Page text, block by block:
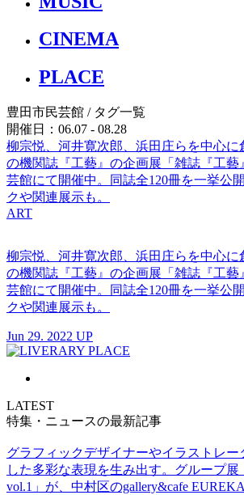
CINEMA
PLACE
豊田市民芸館 / タグ一覧
開催日：06.07 - 08.28
柳宗悦、河井寛次郎、浜田庄らを中心に
の機関誌『工藝』の企画展「雑誌『工藝
芸館にて開催中。同誌全120冊を一挙公
クや関連展示も。
ART
柳宗悦、河井寛次郎、浜田庄らを中心に
の機関誌『工藝』の企画展「雑誌『工藝
芸館にて開催中。同誌全120冊を一挙公
クや関連展示も。
Jun 29. 2022 UP
LATEST
特集・ニュースの最新記事
グラフィックデザイナーやイラストレー
した多彩な表現を生み出す。グループ展
vol.1」が、中村区のgallery&cafe